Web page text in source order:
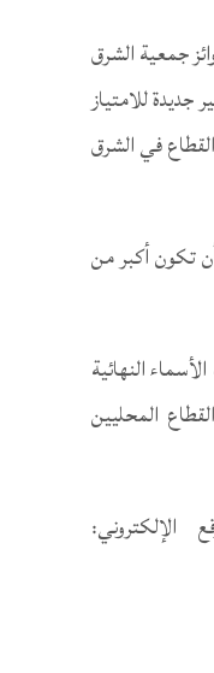
جمعية الشرق
جديدة للامتياز
في الشرق
العام أن تكون أكبر من
ليتم الكشف عن قائمة الأسماء النهائية
قبل لجنة تحكيم تضم ما يزيد عن 40 من خبراء القطاع المحليين